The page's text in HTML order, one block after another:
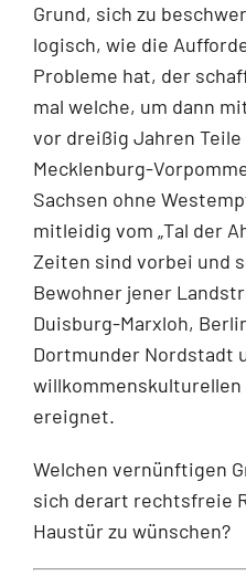
Grund, sich zu
logisch, wie die
Probleme hat, der
mal welche, um dann
vor dreißig Jahren
Mecklenburg-
Sachsen ohne
mitleidig vom „Tal der
Zeiten sind vorbei und
Bewohner jener
Duisburg-Marxloh,
Dortmunder Nordstadt
ereignet.
Welchen vernünftigen
sich derart rechtsfreie
Haustür zu wünschen?